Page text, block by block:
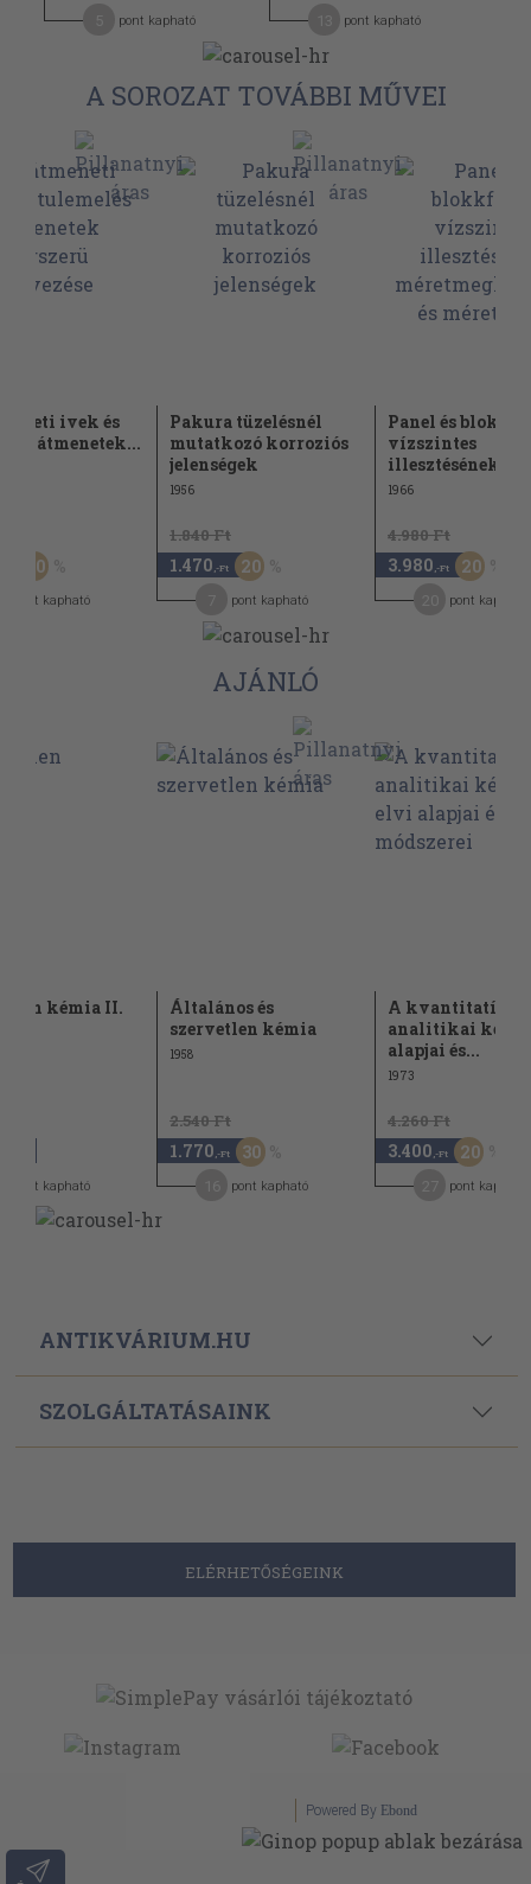
pont kapható pont kapható
A SOROZAT TOVÁBBI MŰVEI
ivek és
átmenetek...
20
pont kapható
Pakura tüzelésnél
mutatkozó korroziós
jelenségek
1956
1.840 Ft
1.470 ,-Ft 20
pont kapható
Panel és
vízszintes
illesztésének...
1966
4.980 Ft
3.980 ,-Ft 20
pont kapható
AJÁNLÓ
kémia II.
pont kapható
Általános és
szervetlen kémia
1958
2.540 Ft
1.770 ,-Ft 30
pont kapható
A kvantitatív
analitikai
alapjai és...
1973
4.260 Ft
3.400 ,-Ft 20
pont kapható
ANTIKVÁRIUM.HU
SZOLGÁLTATÁSAINK
ELÉRHETŐSÉGEINK
Powered By Ebond